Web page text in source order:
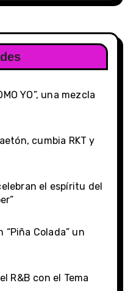
YO”, una mezcla
cumbia RKT y
el espíritu del
“Piña Colada” un
R&B con el Tema